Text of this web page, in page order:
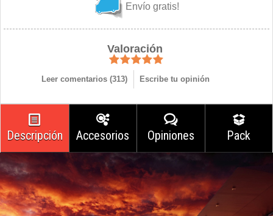
Envío gratis!
Valoración
Leer comentarios (313) Escribe tu opinión
Descripción Accesorios Opiniones Pack